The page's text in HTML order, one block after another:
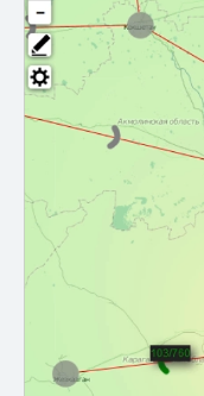
векторы
направление
Наконец, APDC
сигнализировать
мощности
уведомления не
но также могут
пользователя.